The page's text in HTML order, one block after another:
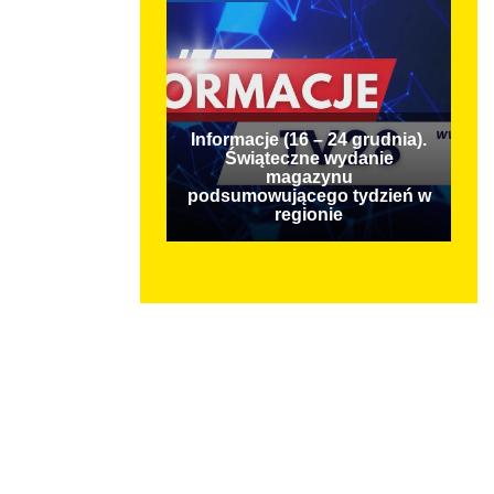
Informacje (16 – 24 grudnia).
Świąteczne wydanie
magazynu
podsumowującego tydzień w
regionie